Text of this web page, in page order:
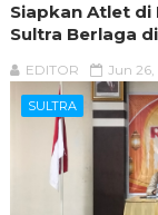
Siapkan Atlet di
Sultra Berlaga
EDITOR Jun
SULTRA